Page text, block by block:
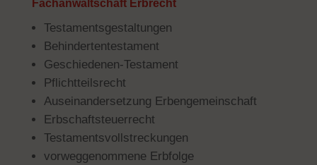
Fachanwaltschaft Erbrecht
Testamentsgestaltungen
Behindertentestament
Geschiedenen-Testament
Pflichtteilsrecht
Auseinandersetzung Erbengemeinschaft
Erbschaftsteuerrecht
Testamentsvollstreckungen
vorweggenommene Erbfolge